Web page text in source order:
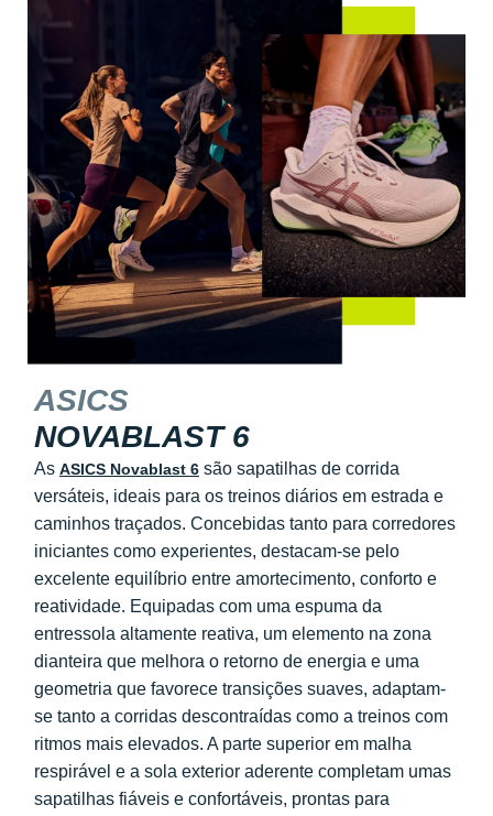
ASICS
NOVABLAST 6
As ASICS Novablast 6 são sapatilhas de corrida
versáteis, ideais para os treinos diários em estrada e
caminhos traçados. Concebidas tanto para corredores
iniciantes como experientes, destacam-se pelo
excelente equilíbrio entre amortecimento, conforto e
reatividade. Equipadas com uma espuma da
entressola altamente reativa, um elemento na zona
dianteira que melhora o retorno de energia e uma
geometria que favorece transições suaves, adaptam-
se tanto a corridas descontraídas como a treinos com
ritmos mais elevados. A parte superior em malha
respirável e a sola exterior aderente completam umas
sapatilhas fiáveis e confortáveis, prontas para